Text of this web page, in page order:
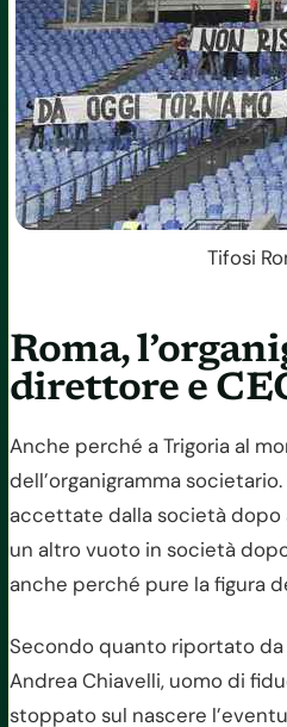
Tifosi
Roma,
direttore e
Anche perché a Trigoria al
dell’organigramma
accettate dalla società dopo
un altro vuoto in società
anche perché pure la figura
Secondo quanto riportato da
Andrea Chiavelli, uomo di
stoppato sul nascere